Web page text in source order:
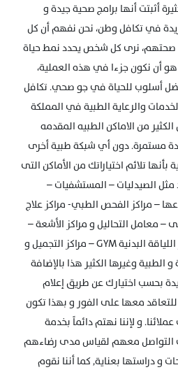
أثبتت أنها برامج صحية جيدة و
في تكافل وطن، نحن نفهم أن كل
نرى كل شخص يحدد نمط حياة
أن نكون جزءا في هذه العملية،
أسلوب للحياة في جو صحي. تكافل
والرعاية الطبية في المملكة
من الاماكن الطبيه المقدمه
مستمرة. دون أي شبكة طبية أخرى
تلائم اختياراتك من الأماكن التى
الصيدليات – المستشفيات –
– مراكز الفحص الطبي- مراكز علاج
– معامل التحاليل و مراكز الأشعة –
مراكز الاستجمام SPA – مراكز اللياقة البدنية GYM – مراكز التجميل و
الطبية وغيرها الكثير هذا بالإضافة
بحسب اختيارك عن طريق إعلام
معها على الفور و بهذا تكون
و لإننا نهتم دائماً بخدمة
التواصل معهم لقياس مدى رضاءهم
و دراستها بعناية, كما أننا نقوم